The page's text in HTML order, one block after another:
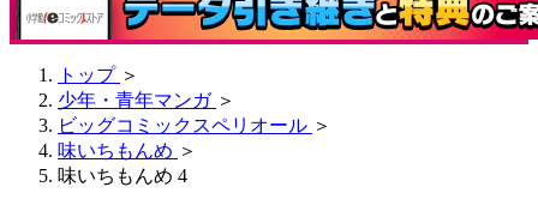
トップ ＞
少年・青年マンガ ＞
ビッグコミックスペリオール ＞
味いちもんめ ＞
味いちもんめ 4